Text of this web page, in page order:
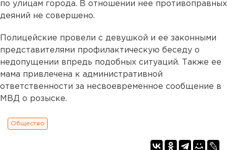
по улицам города. В отношении нее противоправных
деяний не совершено.
Полицейские провели с девушкой и ее законными
представителями профилактическую беседу о
недопущении впредь подобных ситуаций. Также ее
мама привлечена к административной
ответственности за несвоевременное сообщение в
МВД о розыске.
Общество